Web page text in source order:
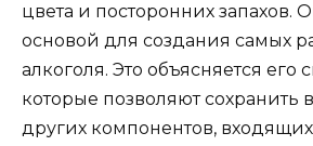
цвета и посторонних запахов.
основой для создания самых
алкоголя. Это объясняется его
которые позволяют сохранить
других компонентов, входящих